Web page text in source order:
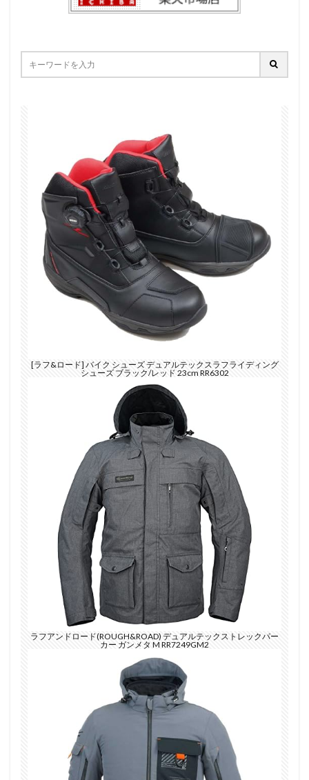
[ラフ&ロード] バイク シューズ デュアルテックスラフライディング
シューズ ブラック/レッド 23cm RR6302
ラフアンドロード(ROUGH&ROAD) デュアルテックストレックパー
カー ガンメタ M RR7249GM2